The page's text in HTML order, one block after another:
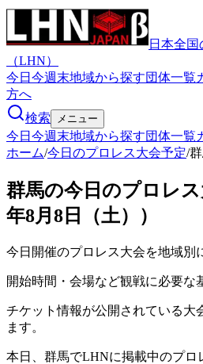
日本全
（LHN）
今日 今週末地域から探す団体一覧
方へ
検索
メニュー
今日 今週末地域から探す団体一覧
ホーム/今日のプロレス大会予定/
群馬の今日のプロレス
年8月8日（土））
今日開催のプロレス大会を地域別
開始時間・会場など観戦に必要な
チケット情報が公開されている大
ます。
本日、群馬でLHNに掲載中のプロ